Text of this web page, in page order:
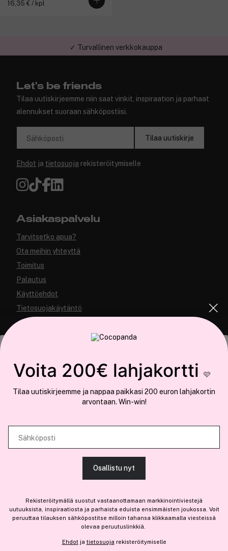
Tämä sivusto käyttää evästeitä
Käytämme evästeitä tarjoamamme sisällön ja mainosten
räätälöimiseen, sosiaalisen median ominaisuuksien tukemiseen ja
käytät sivustoamme. Kumppanimme voivat yhdistää näitä tietoja muihin
16,35 € / kpl
✓ Turvallinen verkkokauppa
Let's be friends
Tilaa uutiskirjeemme niin saat vinkit, inspiraation ja parhaat
alennukset suoraan sähköpostiisi.
Sähköposti Tilaa uutiskirje
Ehdot ja tietosuoja rekisteröitymiselle
Asiakaspalvelu
Tarvitsetko apua?
Ota meihin yhteyttä
Toimitus
Palautus
Käyttöehdot
Tietosuojakäytäntö
Meistä
Liity jäseneksi
Olemme osaBrandsdal Group AS
Jos haluat henkilökohtaista neuvoa ammattitason hiustuotteista,
Voita 200€ lahjakortti 🩷
Tilaa uutiskirjeemme ja nappaa paikkasi 200 euron lahjakortin
arvontaan. Win-win!
Sähköposti
Osallistu nyt
Rekisteröitymällä suostut vastaanottamaan markkinointiviestejä
uutuuksista, inspiraatiosta ja parhaista eduista ensimmäisten joukossa. Voit
peruuttaa tilauksen sähköpostitse milloin tahansa klikkaamalla viesteissä
olevaa peruutuslinkkiä.
Ehdotja tietosuoja rekisteröitymiselle